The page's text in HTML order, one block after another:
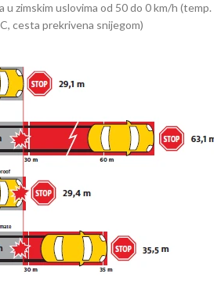
zimskim uslovima od 50 do 0 km/h (temp.
cesta prekrivena snijegom)